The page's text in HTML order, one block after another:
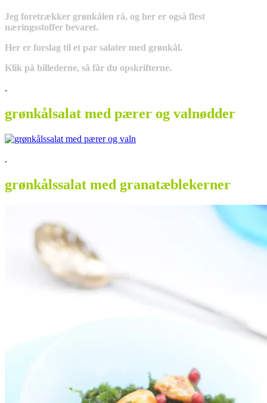
Jeg foretrækker grønkålen rå, og her er også flest
næringsstoffer bevaret.
Her er forslag til et par salater med grønkål.
Klik på billederne, så får du opskrifterne.
.
grønkålsalat med pærer og valnødder
.
grønkålssalat med granatæblekerner